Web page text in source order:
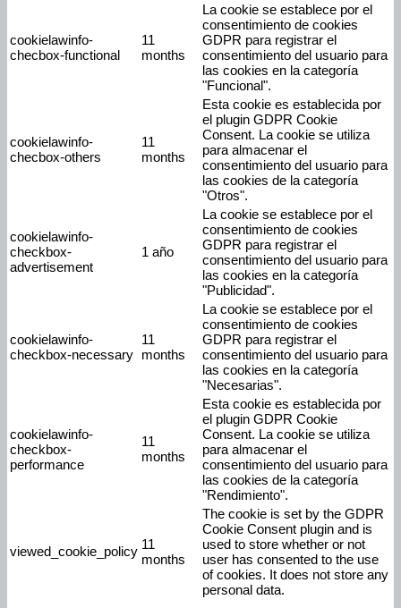
cookielawinfo-
checbox-functional
11
months
La cookie se establece por el
consentimiento de cookies
GDPR para registrar el
consentimiento del usuario para
las cookies en la categoría
"Funcional".
cookielawinfo-
checbox-others
11
months
Esta cookie es establecida por
el plugin GDPR Cookie
Consent. La cookie se utiliza
para almacenar el
consentimiento del usuario para
las cookies de la categoría
"Otros".
cookielawinfo-
checkbox-
advertisement
1 año
La cookie se establece por el
consentimiento de cookies
GDPR para registrar el
consentimiento del usuario para
las cookies en la categoría
"Publicidad".
cookielawinfo-
checkbox-necessary
11
months
La cookie se establece por el
consentimiento de cookies
GDPR para registrar el
consentimiento del usuario para
las cookies en la categoría
"Necesarias".
cookielawinfo-
checkbox-
performance
11
months
Esta cookie es establecida por
el plugin GDPR Cookie
Consent. La cookie se utiliza
para almacenar el
consentimiento del usuario para
las cookies de la categoría
"Rendimiento".
viewed_cookie_policy 11
months
The cookie is set by the GDPR
Cookie Consent plugin and is
used to store whether or not
user has consented to the use
of cookies. It does not store any
personal data.